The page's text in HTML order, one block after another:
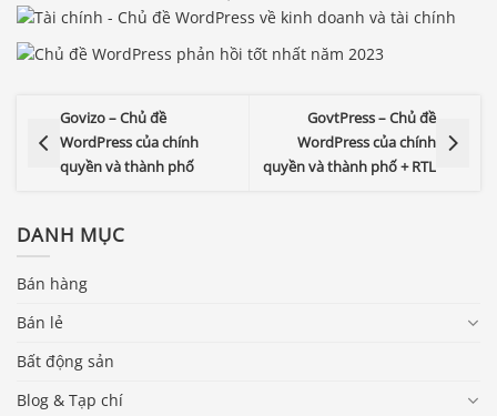
Govizo – Chủ đề
WordPress của chính
quyền và thành phố
GovtPress – Chủ đề
WordPress của chính
quyền và thành phố + RTL
DANH MỤC
Bán hàng
Bán lẻ
Bất động sản
Blog & Tạp chí